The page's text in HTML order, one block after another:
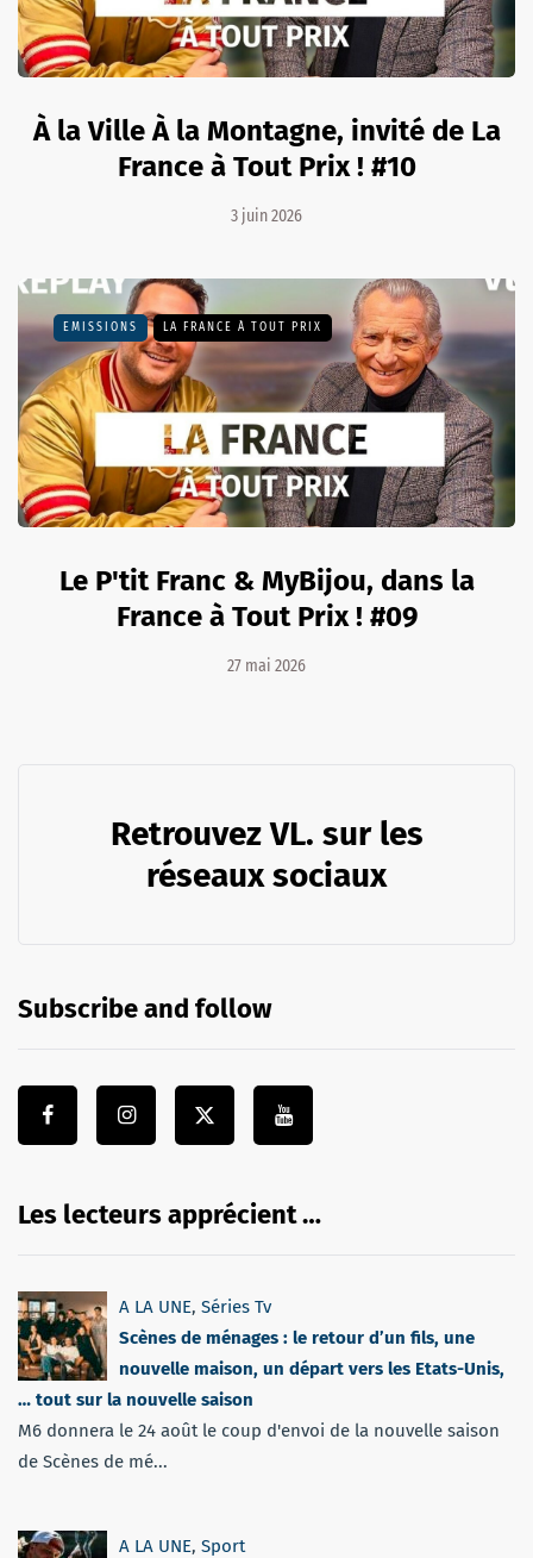
À la Ville À la Montagne, invité de La
France à Tout Prix ! #10
3 juin 2026
EMISSIONS LA FRANCE À TOUT PRIX
Le P'tit Franc & MyBijou, dans la
France à Tout Prix ! #09
27 mai 2026
Retrouvez VL. sur les
réseaux sociaux
Subscribe and follow
Les lecteurs apprécient …
A LA UNE, Séries Tv
Scènes de ménages : le retour d’un fils, une
nouvelle maison, un départ vers les Etats-Unis,
… tout sur la nouvelle saison
M6 donnera le 24 août le coup d'envoi de la nouvelle saison
de Scènes de mé...
A LA UNE, Sport